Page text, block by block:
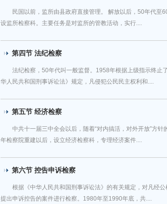
民国以前，监所由县政府直接管理。 解放以后，50年代至
设监所检察科。主要任务是对监所的管教活动，实行....
第四节 法纪检察
法纪检察，50年代叫一般监督。1958年根据上级指示终止
华人民共和国刑事诉讼法》规定，凡侵犯公民民主权利和....
第五节 经济检察
中共十一届三中全会以后，随着“对内搞活，对外开放”方
年检察院重建以后，设立经济检察科，专理经济案件....
第六节 控告申诉检察
根据《中华人民共和国刑事诉讼法》的有关规定，对凡经
提出申诉控告的案件进行检察。1980年至1990年底，共....